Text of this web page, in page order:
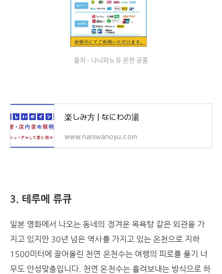
출처 - 나니와노유 온천 공홈
楽しみ方 | なにわの湯
www.naniwanoyu.com
3. 테루메 류큐
일본 영화에서 나오는 동네의 정겨운 목욕탕 같은 외관을 가
지고 있지만 30년 넘은 역사를 가지고 있는 온천으로 지하
1500미터에 끌어올린 천연 온천수는 여행의 피로를 풀기 너
무도 안성맞춤입니다. 천연 온천수는 흘려보내는 방식으로 하